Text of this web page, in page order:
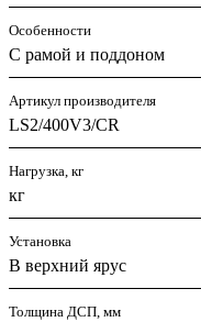
Особенности
С рамой и поддоном
Артикул производителя
LS2/400V3/CR
Нагрузка, кг
кг
Установка
В верхний ярус
Толщина ДСП, мм